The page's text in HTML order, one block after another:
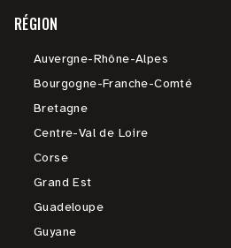
RÉGION
Auvergne-Rhône-Alpes
Bourgogne-Franche-Comté
Bretagne
Centre-Val de Loire
Corse
Grand Est
Guadeloupe
Guyane